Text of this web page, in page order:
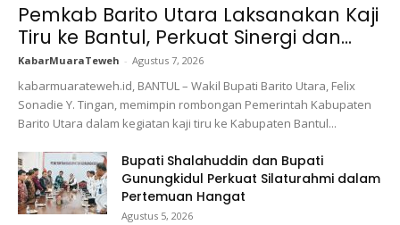
Pemkab Barito Utara Laksanakan Kaji
Tiru ke Bantul, Perkuat Sinergi dan...
KabarMuaraTeweh - Agustus 7, 2026
kabarmuarateweh.id, BANTUL – Wakil Bupati Barito Utara, Felix
Sonadie Y. Tingan, memimpin rombongan Pemerintah Kabupaten
Barito Utara dalam kegiatan kaji tiru ke Kabupaten Bantul...
Bupati Shalahuddin dan Bupati
Gunungkidul Perkuat Silaturahmi dalam
Pertemuan Hangat
Agustus 5, 2026